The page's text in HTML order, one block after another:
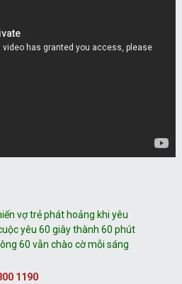
vợ trẻ phát hoảng khi yêu
yêu 60 giây thành 60 phút
60 vẫn chào cờ mỗi sáng
1190